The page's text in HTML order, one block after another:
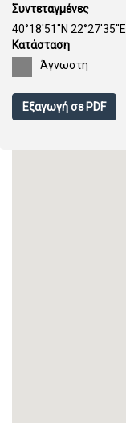
Συντεταγμένες
40°18'51''N 22°27'35''E
Κατάσταση
Άγνωστη
Εξαγωγή σε PDF